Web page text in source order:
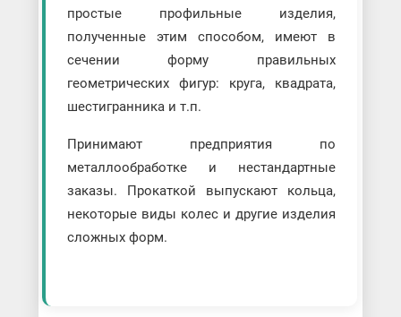
простые профильные изделия,
полученные этим способом, имеют в
сечении форму правильных
геометрических фигур: круга, квадрата,
шестигранника и т.п.
Принимают предприятия по
металлообработке и нестандартные
заказы. Прокаткой выпускают кольца,
некоторые виды колес и другие изделия
сложных форм.